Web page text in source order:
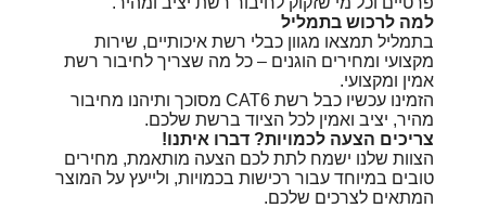
למה לרכוש בתמליל
בתמליל תמצאו מגוון כבלי רשת איכותיים, שירות
מקצועי ומחירים הוגנים – כל מה שצריך לחיבור רשת
אמין ומקצועי.
הזמינו עכשיו כבל רשת CAT6 מסוכך ותיהנו מחיבור
מהיר, יציב ואמין לכל הציוד ברשת שלכם.
צריכים הצעה לכמויות? דברו איתנו!
הצוות שלנו ישמח לתת לכם הצעה מותאמת, מחירים
טובים במיוחד עבור רכישות בכמויות, ולייעץ על המוצר
המתאים לצרכים שלכם.